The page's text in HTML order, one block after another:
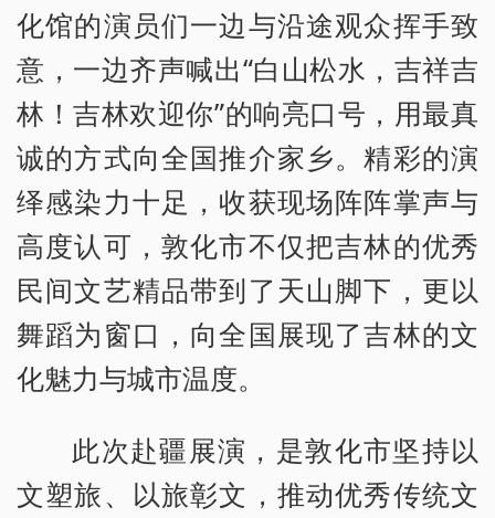
化馆的演员们一边与沿途观众挥手致
意，一边齐声喊出“白山松水，吉祥吉
林！吉林欢迎你”的响亮口号，用最真
诚的方式向全国推介家乡。精彩的演
绎感染力十足，收获现场阵阵掌声与
高度认可，敦化市不仅把吉林的优秀
民间文艺精品带到了天山脚下，更以
舞蹈为窗口，向全国展现了吉林的文
化魅力与城市温度。
此次赴疆展演，是敦化市坚持以
文塑旅、以旅彰文，推动优秀传统文